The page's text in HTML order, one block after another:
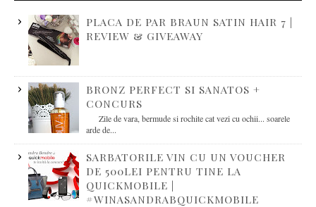
PLACA DE PAR BRAUN SATIN HAIR 7 |
REVIEW & GIVEAWAY
BRONZ PERFECT SI SANATOS +
CONCURS
Zile de vara, bermude si rochite cat vezi cu ochii... soarele
arde de...
SARBATORILE VIN CU UN VOUCHER
DE 500LEI PENTRU TINE LA
QUICKMOBILE |
#WINASANDRABQUICKMOBILE